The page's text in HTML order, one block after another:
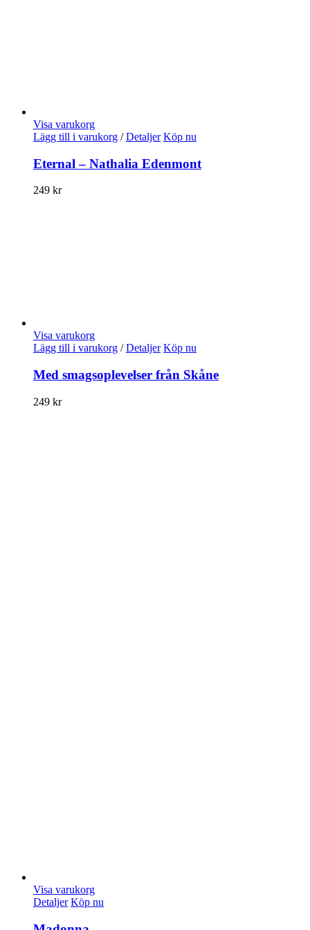
Visa varukorg
Lägg till i varukorg / Detaljer Köp nu
Eternal – Nathalia Edenmont
249 kr
Visa varukorg
Lägg till i varukorg / Detaljer Köp nu
Med smagsoplevelser från Skåne
249 kr
Visa varukorg
Detaljer Köp nu